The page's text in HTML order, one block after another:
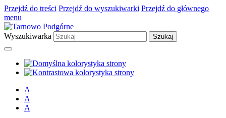
Przejdź do treści Przejdź do wyszukiwarki Przejdź do głównego
menu
Wyszukiwarka
A
A
A